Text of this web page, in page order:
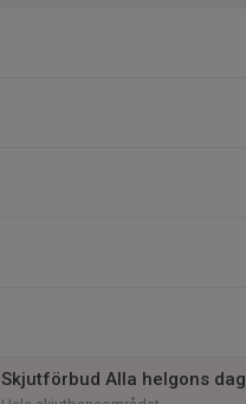
Skjutförbud Alla helgons dag